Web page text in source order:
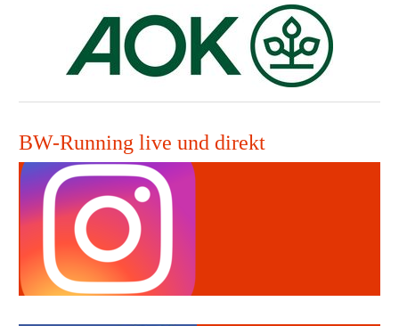
BW-Running live und direkt